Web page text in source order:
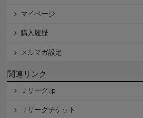
マイページ
購入履歴
メルマガ設定
関連リンク
Ｊリーグ.jp
Ｊリーグチケット